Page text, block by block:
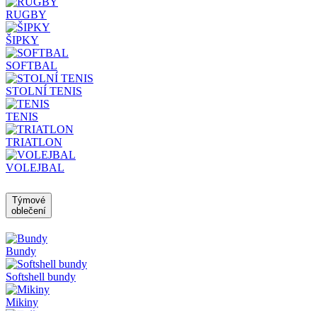
RUGBY
ŠIPKY
SOFTBAL
STOLNÍ TENIS
TENIS
TRIATLON
VOLEJBAL
Týmové
oblečení
Bundy
Softshell bundy
Mikiny